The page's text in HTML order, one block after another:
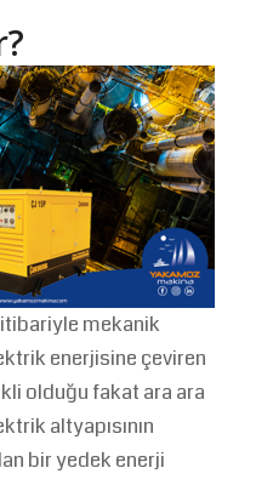
mekanik
enerjisine çeviren
olduğu fakat ara ara
altyapısının
bir yedek enerji